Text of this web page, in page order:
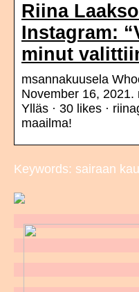
Riina
Instagram:
minut
msannakuusela
November 16, 2021.
Ylläs · 30 likes ·
maailma!
Keywords: sairaan